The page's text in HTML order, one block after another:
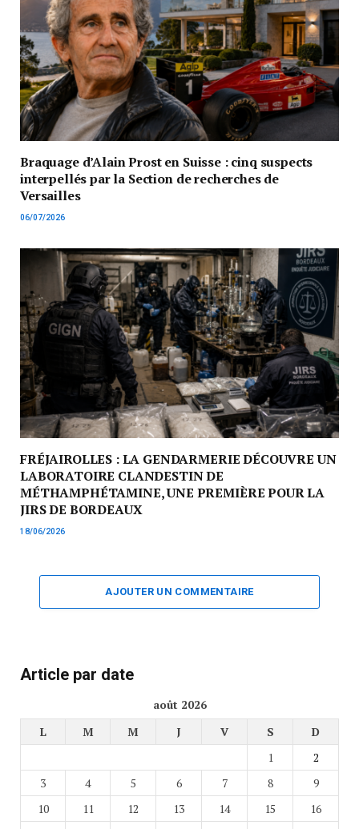
Braquage d’Alain Prost en Suisse : cinq suspects
interpellés par la Section de recherches de
Versailles
06/07/2026
FRÉJAIROLLES : LA GENDARMERIE DÉCOUVRE UN
LABORATOIRE CLANDESTIN DE
MÉTHAMPHÉTAMINE, UNE PREMIÈRE POUR LA
JIRS DE BORDEAUX
18/06/2026
AJOUTER UN COMMENTAIRE
Article par date
août 2026
L
M M J V S
D
1
2
3
4 5 6 7 8
9
10
11 12 13 14 15
16